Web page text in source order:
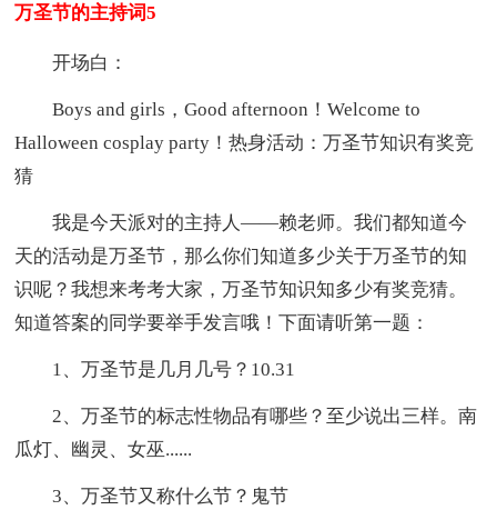
万圣节的主持词5
开场白：
Boys and girls，Good afternoon！Welcome to
Halloween cosplay party！热身活动：万圣节知识有奖竞
猜
我是今天派对的主持人——赖老师。我们都知道今
天的活动是万圣节，那么你们知道多少关于万圣节的知
识呢？我想来考考大家，万圣节知识知多少有奖竞猜。
知道答案的同学要举手发言哦！下面请听第一题：
1、万圣节是几月几号？10.31
2、万圣节的标志性物品有哪些？至少说出三样。南
瓜灯、幽灵、女巫......
3、万圣节又称什么节？鬼节